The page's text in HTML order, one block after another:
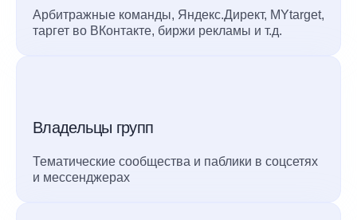
Арбитражные команды, Яндекс.Директ, MYtarget,
таргет во ВКонтакте, биржи рекламы и т.д.
Владельцы групп
Тематические сообщества и паблики в соцсетях
и мессенджерах